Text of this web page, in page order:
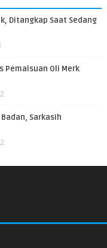
Ditangkap Saat Sedang
Pemalsuan Oli Merk
Sarkasih